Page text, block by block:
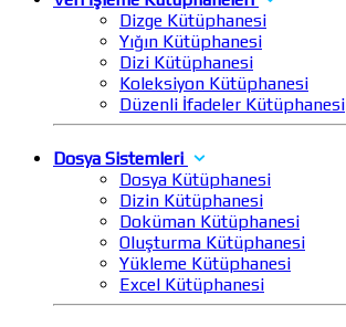
Dizge Kütüphanesi
Yığın Kütüphanesi
Dizi Kütüphanesi
Koleksiyon Kütüphanesi
Düzenli İfadeler Kütüphanesi
Dosya Sistemleri
Dosya Kütüphanesi
Dizin Kütüphanesi
Doküman Kütüphanesi
Oluşturma Kütüphanesi
Yükleme Kütüphanesi
Excel Kütüphanesi